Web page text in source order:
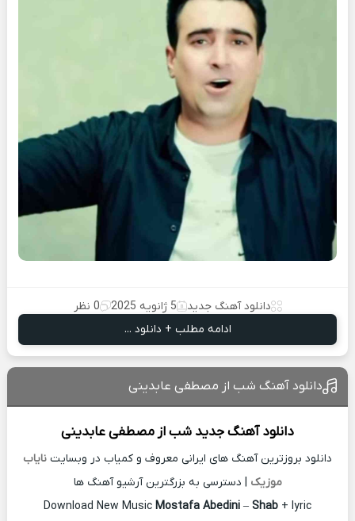
دانلود آهنگ جدید 5 ژانویه 2025
0 نظر
ادامه مطلب + دانلود ...
دانلود آهنگ شب از مصطفی عابدینی
دانلود آهنگ جدید شب ازمصطفی عابدینی
دانلود بروزترین آهنگ های ایرانی معروف و کمیاب در وبسایت نایاب
موزیک | دسترسی به بزرگترین آرشیو آهنگ ها
Download New Music Mostafa Abedini – Shab + lyric